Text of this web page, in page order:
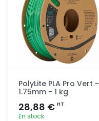
PolyLite PLA Pro Vert -
1.75mm - 1 kg
28,88 € HT
En stock